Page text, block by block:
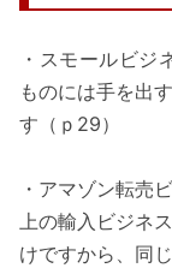
・スモールビジ
ものには手を出
す（ｐ29）
・アマゾン転売
上の輸入ビジネ
けですから、同